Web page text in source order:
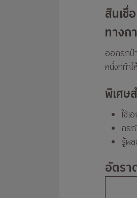
สินเชื่
ทางก
ออกรถป้
หนึ่งที่ทำ
พิเศษ
ใช้เ
กร
รู้ผ
อัตรา